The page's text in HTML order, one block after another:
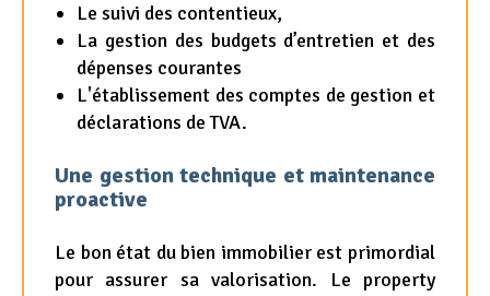
Le suivi des contentieux,
La gestion des budgets d’entretien et des
dépenses courantes
L'établissement des comptes de gestion et
déclarations de TVA.
Une gestion technique et maintenance
proactive
Le bon état du bien immobilier est primordial
pour assurer sa valorisation. Le property